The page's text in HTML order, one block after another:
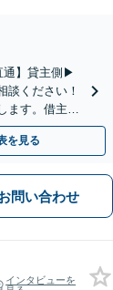
通】貸主側▶︎
談ください！
ます。借主側
を見る
問い合わせ
インタビューを